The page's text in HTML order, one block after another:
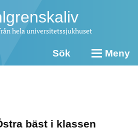
hela universitetssjukhuset
Sök Meny
bäst i klassen